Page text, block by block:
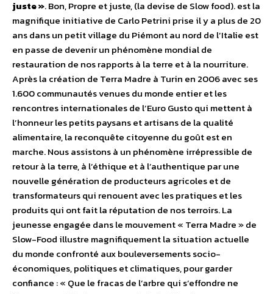
juste ». Bon, Propre et juste, (la devise de Slow food). est la
magnifique initiative de Carlo Petrini prise il y a plus de 20
ans dans un petit village du Piémont au nord de l’Italie est
en passe de devenir un phénomène mondial de
restauration de nos rapports à la terre et à la nourriture.
Après la création de Terra Madre à Turin en 2006 avec ses
1.600 communautés venues du monde entier et les
rencontres internationales de l’Euro Gusto qui mettent à
l’honneur les petits paysans et artisans de la qualité
alimentaire, la reconquête citoyenne du goût est en
marche. Nous assistons à un phénomène irrépressible de
retour à la terre, à l’éthique et à l’authentique par une
nouvelle génération de producteurs agricoles et de
transformateurs qui renouent avec les pratiques et les
produits qui ont fait la réputation de nos terroirs. La
jeunesse engagée dans le mouvement « Terra Madre » de
Slow-Food illustre magnifiquement la situation actuelle
du monde confronté aux bouleversements socio-
économiques, politiques et climatiques, pour garder
confiance : « Que le fracas de l’arbre qui s’effondre ne